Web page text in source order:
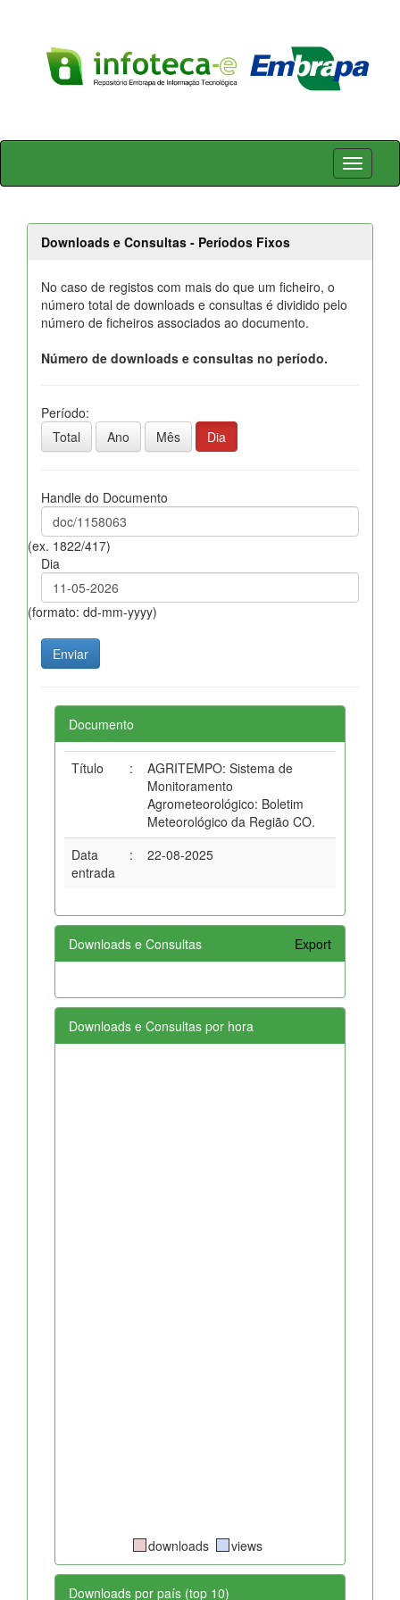
Skip
Downloads e Consultas - Períodos Fixos
No caso de registos com mais do que um ficheiro, o
número total de downloads e consultas é dividido pelo
número de ficheiros associados ao documento.
Número de downloads e consultas no período.
Período:
Total
Ano Mês Dia
Handle do Documento
(ex. 1822/417)
Dia
(formato: dd-mm-yyyy)
Documento
Título :
AGRITEMPO: Sistema de
Monitoramento
Agrometeorológico: Boletim
Meteorológico da Região CO.
Data
entrada
: 22-08-2025
Downloads e Consultas Export
Downloads e Consultas por hora
downloads views
Downloads por país (top 10)